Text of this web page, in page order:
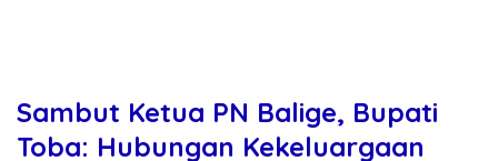
Sambut Ketua PN Balige, Bupati
Toba: Hubungan Kekeluargaan